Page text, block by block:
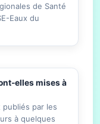
de Santé
Eaux du
elles mises à
par les
à quelques